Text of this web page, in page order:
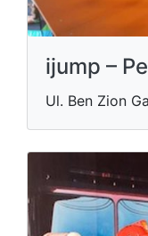
ijump –
Ul. Ben Zion